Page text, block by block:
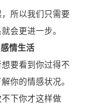
所以我们只需要
会更进一步。
情生活
要看到你过得不
你的情感状况。
下你才这样做